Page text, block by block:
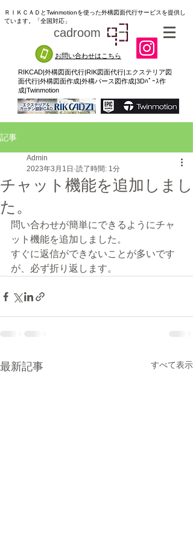
ＲＩＫＣＡＤとTwinmotionを使った外構図面代行サービスを提供し
ています。「全国対応」
cadroom 93
お問い合わせはこちら
RIKCAD|外構図面代行|RIK図面代行|エクステリア図
面代行|外構図面作成|外構パース図作成|3Dﾊﾟｰｽ作
成|Twinmotion
記事
チャット機能を追加しまし
た。
Admin
2023年3月1日 読了時間: 1分
問い合わせが簡単にできるようにチャ
ット機能を追加しました。
すぐに返信ができないことが多いです
が、必ず折り返します。
最新記事 すべて表示